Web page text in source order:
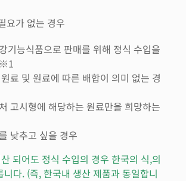
요가 없는 경우
기능식품으로 판매를 위해 정식 수입을
료 및 원료에 따른 배합이 의미 없는 경
고시형에 해당하는 원료만을 희망하는
낮추고 싶을 경우
되어도 정식 수입의 경우 한국의 식,의
니다. (즉, 한국내 생산 제품과 동일합니